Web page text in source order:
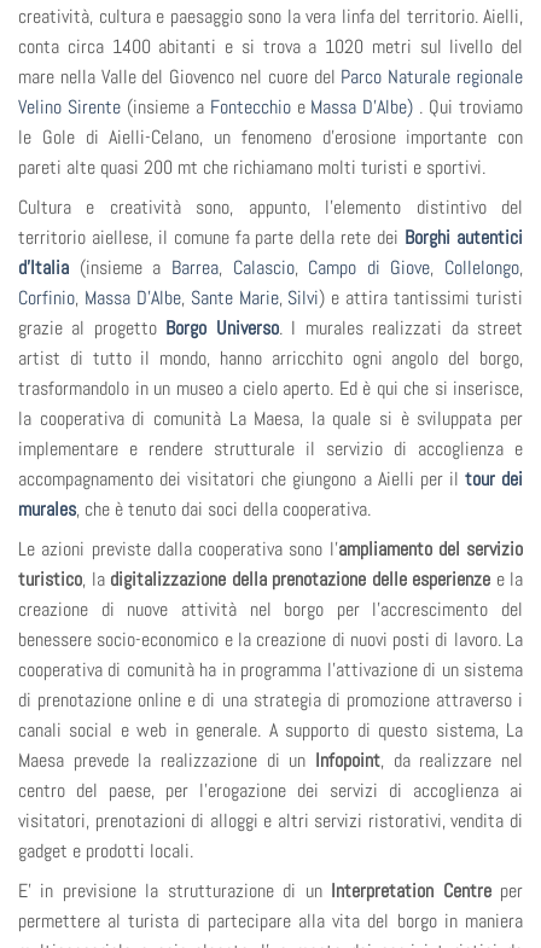
creatività, cultura e paesaggio sono la vera linfa del territorio. Aielli,
conta circa 1400 abitanti e si trova a 1020 metri sul livello del
mare nella Valle del Giovenco nel cuore del Parco Naturale regionale
Velino Sirente(insieme a Fontecchioe Massa D’Albe) . Qui troviamo
le Gole di Aielli-Celano, un fenomeno d’erosione importante con
pareti alte quasi 200 mt che richiamano molti turisti e sportivi.
Cultura e creatività sono, appunto, l’elemento distintivo del
territorio aiellese, il comune fa parte della rete dei Borghi autentici
d’Italia (insieme a Barrea, Calascio, Campo di Giove, Collelongo,
Corfinio, Massa D’Albe, Sante Marie, Silvi) e attira tantissimi turisti
grazie al progetto Borgo Universo. I murales realizzati da street
artist di tutto il mondo, hanno arricchito ogni angolo del borgo,
trasformandolo in un museo a cielo aperto. Ed è qui che si inserisce,
la cooperativa di comunità La Maesa, la quale si è sviluppata per
implementare e rendere strutturale il servizio di accoglienza e
accompagnamento dei visitatori che giungono a Aielli per il tour dei
murales, che è tenuto dai soci della cooperativa.
Le azioni previste dalla cooperativa sono l’ampliamento del servizio
turistico, la digitalizzazione della prenotazione delle esperienze e la
creazione di nuove attività nel borgo per l’accrescimento del
benessere socio-economico e la creazione di nuovi posti di lavoro. La
cooperativa di comunità ha in programma l’attivazione di un sistema
di prenotazione online e di una strategia di promozione attraverso i
canali social e web in generale. A supporto di questo sistema, La
Maesa prevede la realizzazione di un Infopoint, da realizzare nel
centro del paese, per l’erogazione dei servizi di accoglienza ai
visitatori, prenotazioni di alloggi e altri servizi ristorativi, vendita di
gadget e prodotti locali.
E’ in previsione la strutturazione di un Interpretation Centreper
permettere al turista di partecipare alla vita del borgo in maniera